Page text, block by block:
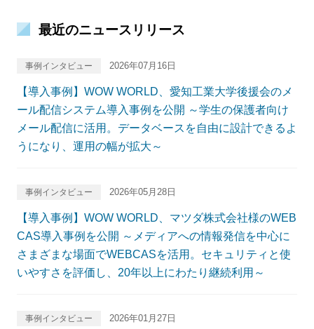
最近のニュースリリース
事例インタビュー 2026年07月16日
【導入事例】WOW WORLD、愛知工業大学後援会のメ
ール配信システム導入事例を公開 ～学生の保護者向け
メール配信に活用。データベースを自由に設計できるよ
うになり、運用の幅が拡大～
事例インタビュー 2026年05月28日
【導入事例】WOW WORLD、マツダ株式会社様のWEB
CAS導入事例を公開 ～メディアへの情報発信を中心に
さまざまな場面でWEBCASを活用。セキュリティと使
いやすさを評価し、20年以上にわたり継続利用～
事例インタビュー 2026年01月27日